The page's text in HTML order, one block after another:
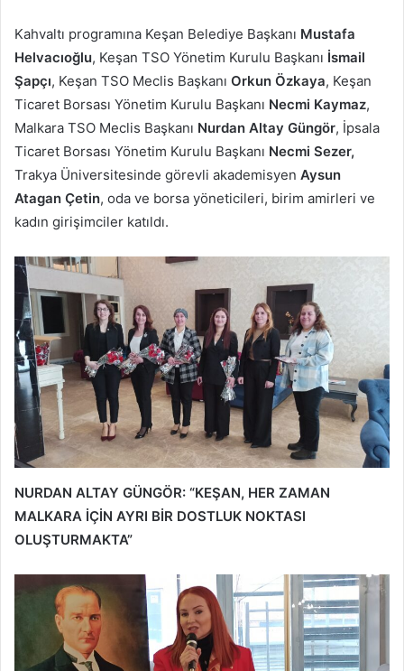
Kahvaltı programına Keşan Belediye Başkanı Mustafa
Helvacıoğlu, Keşan TSO Yönetim Kurulu Başkanı İsmail
Şapçı, Keşan TSO Meclis Başkanı Orkun Özkaya, Keşan
Ticaret Borsası Yönetim Kurulu Başkanı Necmi Kaymaz,
Malkara TSO Meclis Başkanı Nurdan Altay Güngör, İpsala
Ticaret Borsası Yönetim Kurulu Başkanı Necmi Sezer,
Trakya Üniversitesinde görevli akademisyen Aysun
Atagan Çetin, oda ve borsa yöneticileri, birim amirleri ve
kadın girişimciler katıldı.
NURDAN ALTAY GÜNGÖR: “KEŞAN, HER ZAMAN
MALKARA İÇİN AYRI BİR DOSTLUK NOKTASI
OLUŞTURMAKTA”